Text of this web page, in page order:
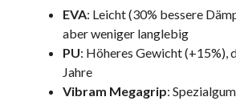
EVA: Leicht (30% bessere
aber weniger langlebig
PU: Höheres Gewicht (+15%),
Jahre
Vibram Megagrip: